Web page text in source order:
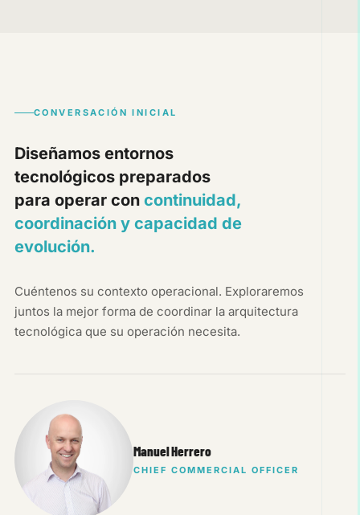
CONVERSACIÓN INICIAL
Diseñamos entornos
tecnológicos preparados
para operar con continuidad,
coordinación y capacidad de
evolución.
Cuéntenos su contexto operacional. Exploraremos
juntos la mejor forma de coordinar la arquitectura
tecnológica que su operación necesita.
Manuel Herrero
CHIEF COMMERCIAL OFFICER